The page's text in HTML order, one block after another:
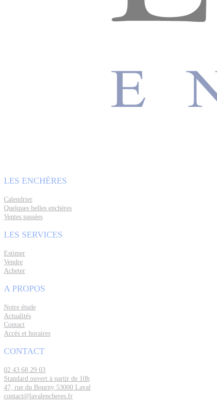
LES ENCHÈRES
Calendrier
Quelques belles enchères
Ventes passées
LES SERVICES
Estimer
Vendre
Acheter
A PROPOS
Notre étude
Actualités
Contact
Accès et horaires
CONTACT
02 43 68 29 03
Standard ouvert à partir de 10h
47, rue du Bourny 53000 Laval
contact@lavalencheres.fr